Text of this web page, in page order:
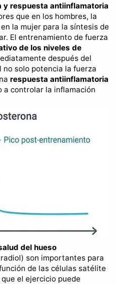
y respuesta antiinflamatoria
que en los hombres, la
la mujer para la síntesis de
El entrenamiento de fuerza
de los niveles de
después del
no solo potencia la fuerza
respuesta antiinflamatoria
a controlar la inflamación
del hueso
son importantes para
de las células satélite
el ejercicio puede